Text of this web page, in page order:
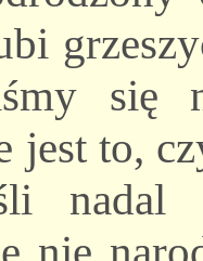
się
jest to,